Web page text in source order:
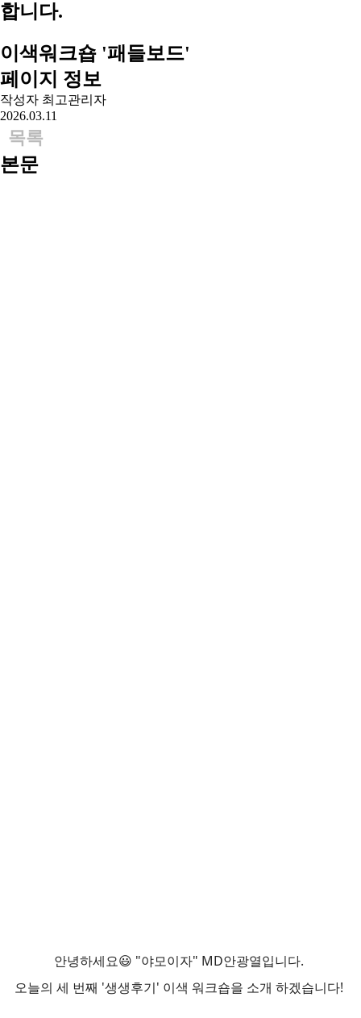
합니다.
이색워크숍 '패들보드'
페이지 정보
작성자 최고관리자
2026.03.11
목록
본문
안녕하세요😃 "야모이자" MD안광열입니다.
오늘의 세 번째 '생생후기' 이색 워크숍을 소개 하겠습니다!